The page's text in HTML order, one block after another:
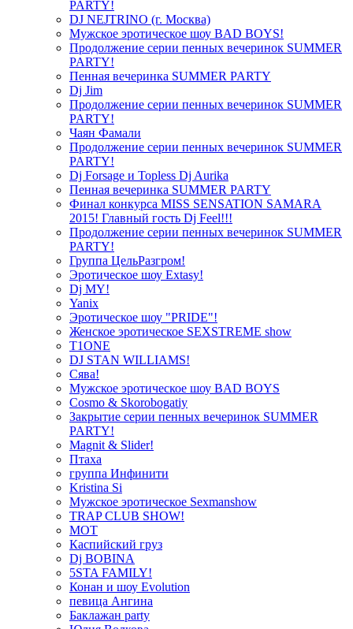
PARTY!
DJ NEJTRINO (г. Москва)
Мужское эротическое шоу BAD BOYS!
Продолжение серии пенных вечеринок SUMMER
PARTY!
Пенная вечеринка SUMMER PARTY
Dj Jim
Продолжение серии пенных вечеринок SUMMER
PARTY!
Чаян Фамали
Продолжение серии пенных вечеринок SUMMER
PARTY!
Dj Forsage и Topless Dj Aurika
Пенная вечеринка SUMMER PARTY
Финал конкурса MISS SENSATION SAMARA
2015! Главный гость Dj Feel!!!
Продолжение серии пенных вечеринок SUMMER
PARTY!
Группа ЦельРазгром!
Эротическое шоу Extasy!
Dj MY!
Yanix
Эротическое шоу "PRIDE"!
Женское эротическое SEXSTREME show
T1ONE
DJ STAN WILLIAMS!
Сява!
Мужское эротическое шоу BAD BOYS
Cosmo & Skorobogatiy
Закрытие серии пенных вечеринок SUMMER
PARTY!
Magnit & Slider!
Птаха
группа Инфинити
Kristina Si
Мужское эротическое Sexmanshow
TRAP CLUB SHOW!
МОТ
Каспийский груз
Dj BOBINA
5STA FAMILY!
Конан и шоу Evolution
певица Ангина
Баклажан party